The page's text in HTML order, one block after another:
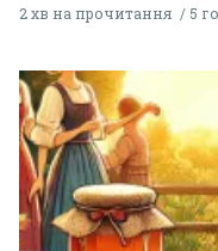
2 хв на прочитання 5